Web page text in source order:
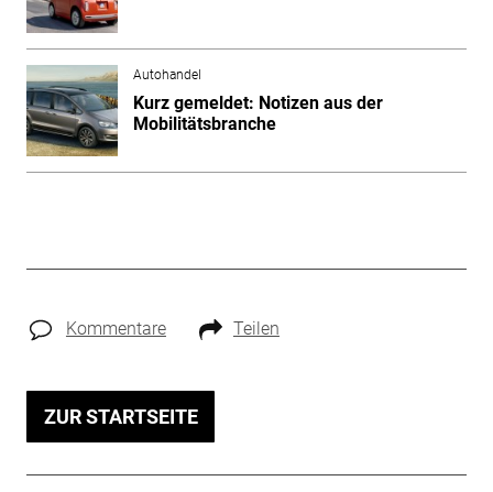
Autohandel
Kurz gemeldet: Notizen aus der
Mobilitätsbranche
Kommentare Teilen
ZUR STARTSEITE